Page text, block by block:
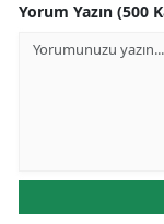
Yorum Yazın (500